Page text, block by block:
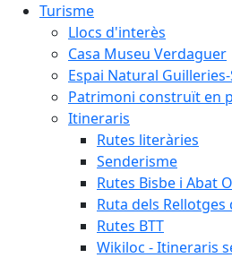
Turisme
Llocs d'interès
Casa Museu Verdaguer
Espai Natural
Patrimoni construït en
Itineraris
Rutes literàries
Senderisme
Rutes Bisbe i Abat
Ruta dels Rellotges
Rutes BTT
Wikiloc - Itineraris